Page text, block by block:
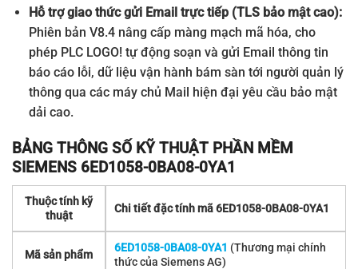
Hỗ trợ giao thức gửi Email trực tiếp (TLS bảo mật cao):
Phiên bản V8.4 nâng cấp màng mạch mã hóa, cho
phép PLC LOGO! tự động soạn và gửi Email thông tin
báo cáo lỗi, dữ liệu vận hành bám sàn tới người quản lý
thông qua các máy chủ Mail hiện đại yêu cầu bảo mật
dải cao.
BẢNG THÔNG SỐ KỸ THUẬT PHẦN MỀM
SIEMENS 6ED1058-0BA08-0YA1
Thuộc tính kỹ
thuật
Chi tiết đặc tính mã 6ED1058-0BA08-0YA1
Mã sản phẩm
6ED1058-0BA08-0YA1 (Thương mại chính
thức của Siemens AG)